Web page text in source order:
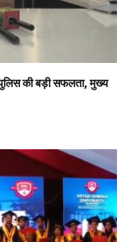
की बड़ी सफलता, मुख्य